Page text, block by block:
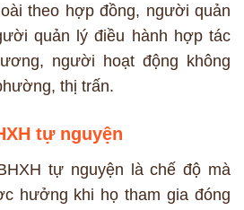
theo hợp đồng, người quản
quản lý điều hành hợp tác
người hoạt động không
thị trấn.
tự nguyện
tự nguyện là chế độ mà
hưởng khi họ tham gia đóng